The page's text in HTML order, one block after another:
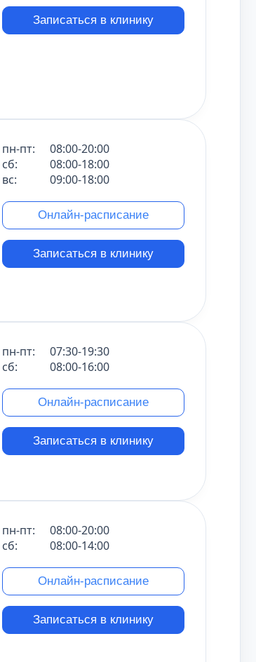
Записаться в клинику
пн-пт:
08:00-20:00
сб:
08:00-18:00
вс:
09:00-18:00
Онлайн-расписание
Записаться в клинику
пн-пт:
07:30-19:30
сб:
08:00-16:00
Онлайн-расписание
Записаться в клинику
пн-пт:
08:00-20:00
сб:
08:00-14:00
Онлайн-расписание
Записаться в клинику